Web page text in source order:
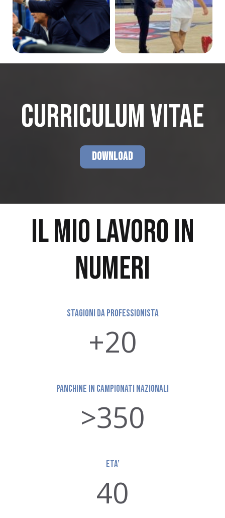
CURRICULUM VITAE
DOWNLOAD
IL MIO LAVORO IN
NUMERI
STAGIONI DA PROFESSIONISTA
+20
PANCHINE IN CAMPIONATI NAZIONALI
>350
ETA’
40